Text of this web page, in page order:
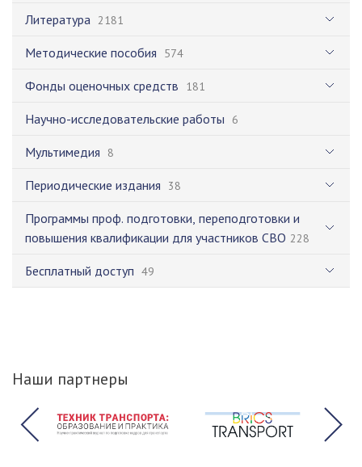
Литература 2181
Методические пособия 574
Фонды оценочных средств 181
Научно-исследовательские работы 6
Мультимедия 8
Периодические издания 38
Программы проф. подготовки, переподготовки и
повышения квалификации для участников СВО 228
Бесплатный доступ 49
Наши партнеры